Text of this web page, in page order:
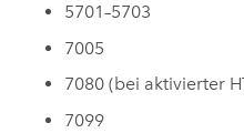
5701–5703
7005
7080 (bei aktivierter
7099